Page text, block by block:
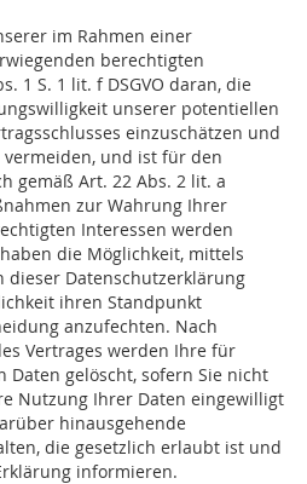
im Rahmen einer
berechtigten
1 S. 1 lit. f DSGVO daran, die
unserer potentiellen
einzuschätzen und
und ist für den
gemäß Art. 22 Abs. 2 lit. a
zur Wahrung Ihrer
Interessen werden
die Möglichkeit, mittels
dieser Datenschutzerklärung
ihren Standpunkt
anzufechten. Nach
Vertrages werden Ihre für
Daten gelöscht, sofern Sie nicht
Nutzung Ihrer Daten eingewilligt
hinausgehende
die gesetzlich erlaubt ist und
informieren.